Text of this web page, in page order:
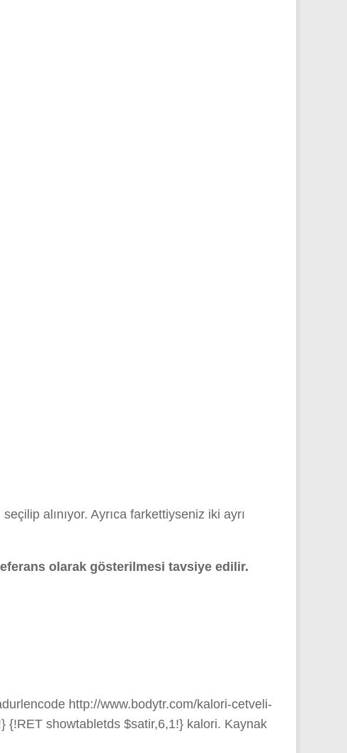
alınıyor. Ayrıca farkettiyseniz iki ayrı
olarak gösterilmesi tavsiye edilir.
http://www.bodytr.com/kalori-cetveli-
{!RET showtabletds $satir,6,1!} kalori. Kaynak